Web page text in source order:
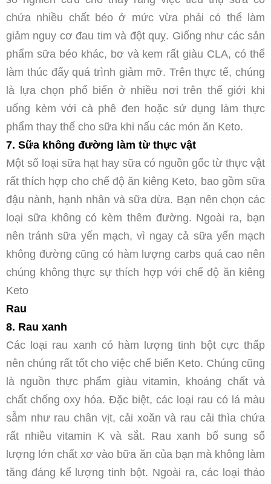
chứa nhiều chất béo ở mức vừa phải có thể làm
giảm nguy cơ đau tim và đột quỵ. Giống như các sản
phẩm sữa béo khác, bơ và kem rất giàu CLA, có thể
làm thúc đẩy quá trình giảm mỡ. Trên thực tế, chúng
là lựa chọn phổ biến ở nhiều nơi trên thế giới khi
uống kèm với cà phê đen hoặc sử dụng làm thực
phẩm thay thế cho sữa khi nấu các món ăn Keto.
7. Sữa không đường làm từ thực vật
Một số loại sữa hạt hay sữa có nguồn gốc từ thực vật
rất thích hợp cho chế độ ăn kiêng Keto, bao gồm sữa
đậu nành, hạnh nhân và sữa dừa. Bạn nên chọn các
loại sữa không có kèm thêm đường. Ngoài ra, bạn
nên tránh sữa yến mạch, vì ngay cả sữa yến mạch
không đường cũng có hàm lượng carbs quá cao nên
chúng không thực sự thích hợp với chế độ ăn kiêng
Keto
Rau
8. Rau xanh
Các loại rau xanh có hàm lượng tinh bột cực thấp
nên chúng rất tốt cho việc chế biến Keto. Chúng cũng
là nguồn thực phẩm giàu vitamin, khoáng chất và
chất chống oxy hóa. Đặc biệt, các loại rau có lá màu
sẫm như rau chân vịt, cải xoăn và rau cải thìa chứa
rất nhiều vitamin K và sắt. Rau xanh bổ sung số
lượng lớn chất xơ vào bữa ăn của bạn mà không làm
tăng đáng kể lượng tinh bột. Ngoài ra, các loại thảo